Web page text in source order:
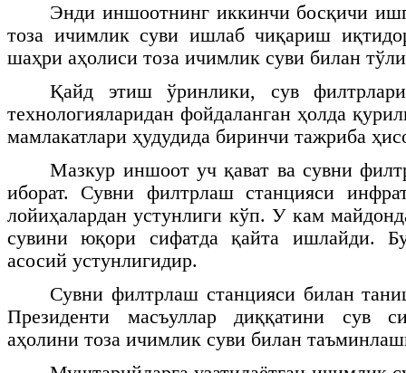
Энди иншоотнинг иккинчи босқичи
тоза ичимлик суви ишлаб чиқариш
шаҳри аҳолиси тоза ичимлик суви билан
Қайд этиш ўринлики, сув
технологияларидан фойдаланган ҳолда
мамлакатлари ҳудудида биринчи тажриба
Мазкур иншоот уч қават ва сувни
иборат. Сувни филтрлаш станцияси
лойиҳалардан устунлиги кўп. У кам
сувини юқори сифатда қайта ишлайди.
асосий устунлигидир.
Сувни филтрлаш станцияси билан
Президенти масъуллар диққатини сув
аҳолини тоза ичимлик суви билан